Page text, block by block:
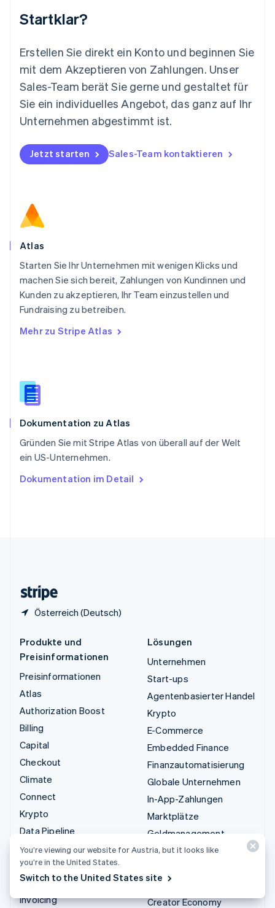
Startklar?
Erstellen Sie direkt ein Konto und beginnen Sie
mit dem Akzeptieren von Zahlungen. Unser
Sales-Team berät Sie gerne und gestaltet für
Sie ein individuelles Angebot, das ganz auf Ihr
Unternehmen abgestimmt ist.
Jetzt starten Sales-Team kontaktieren
Atlas
Starten Sie Ihr Unternehmen mit wenigen Klicks und
machen Sie sich bereit, Zahlungen von Kundinnen und
Kunden zu akzeptieren, Ihr Team einzustellen und
Fundraising zu betreiben.
Mehr zu Stripe Atlas
Dokumentation zu Atlas
Gründen Sie mit Stripe Atlas von überall auf der Welt
ein US-Unternehmen.
Dokumentation im Detail
Österreich (Deutsch)
English
Español English
Neuseeland
English
Niederlande
Norwegen
English
DeutschEnglish
Polen
English
Schweden
Svenska
Deutsch FrançaisItalianoEnglish
Singapur
English简体中文
Slowakei
Slowenien
English
Spanien
Thailand
Tschechische Republik
English
English
Produkte und
Preisinformationen
Preisinformationen
Atlas
Authorization Boost
Billing
Capital
Checkout
Climate
Connect
Krypto
Data Pipeline
Elements
Financial Connections
Identity
Invoicing
Lösungen
Unternehmen
Start-ups
Agentenbasierter Handel
Krypto
E-Commerce
Embedded Finance
Finanzautomatisierung
Globale Unternehmen
In-App-Zahlungen
Marktplätze
Geldmanagement
Plattformen
KI-Unternehmen
Creator Economy
You’re viewing our website for Austria, but it looks like
you’re in the United States.
Switch to the United States site